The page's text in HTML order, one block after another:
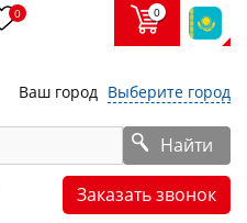
0 0
Ваш город Выберите город
Найти
Заказать звонок